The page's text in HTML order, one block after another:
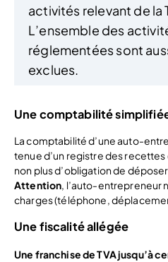
activités relevant de la
L’ensemble des
réglementées sont
exclues.
Une comptabilité
La comptabilité d’une auto-
tenue d’un registre des recettes
non plus d’obligation de
Attention, l’auto-entrepreneur
charges (téléphone,
Une fiscalité allégée
Une franchise de TVA jusqu’à